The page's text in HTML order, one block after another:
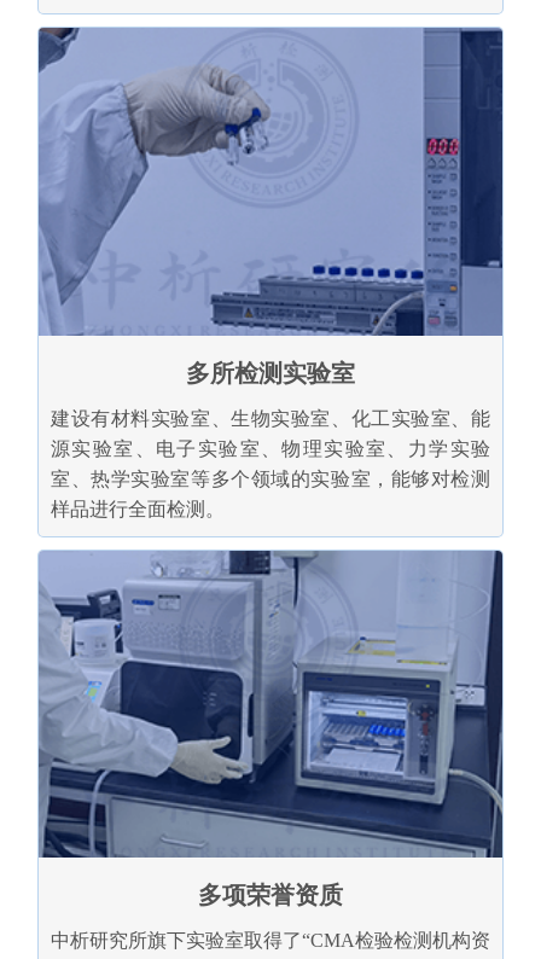
多所检测实验室
建设有材料实验室、生物实验室、化工实验室、能
源实验室、电子实验室、物理实验室、力学实验
室、热学实验室等多个领域的实验室，能够对检测
样品进行全面检测。
多项荣誉资质
中析研究所旗下实验室取得了“CMA检验检测机构资